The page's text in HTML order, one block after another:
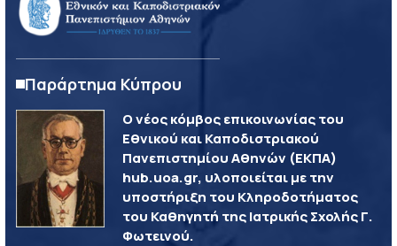
Παράρτημα Κύπρου
Ο νέος κόμβος επικοινωνίας του
Εθνικού και Καποδιστριακού
Πανεπιστημίου Αθηνών (ΕΚΠΑ)
hub.uoa.gr, υλοποιείται με την
υποστήριξη του Κληροδοτήματος
του Καθηγητή της Ιατρικής Σχολής Γ.
Φωτεινού.